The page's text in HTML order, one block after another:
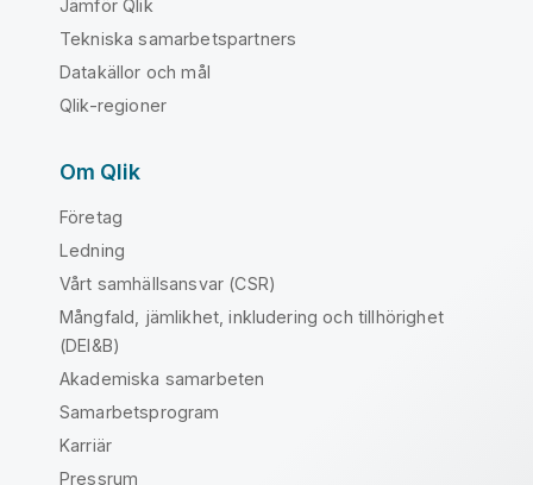
Jämför Qlik
Tekniska samarbetspartners
Datakällor och mål
Qlik-regioner
Om Qlik
Företag
Ledning
Vårt samhällsansvar (CSR)
Mångfald, jämlikhet, inkludering och tillhörighet
(DEI&B)
Akademiska samarbeten
Samarbetsprogram
Karriär
Pressrum